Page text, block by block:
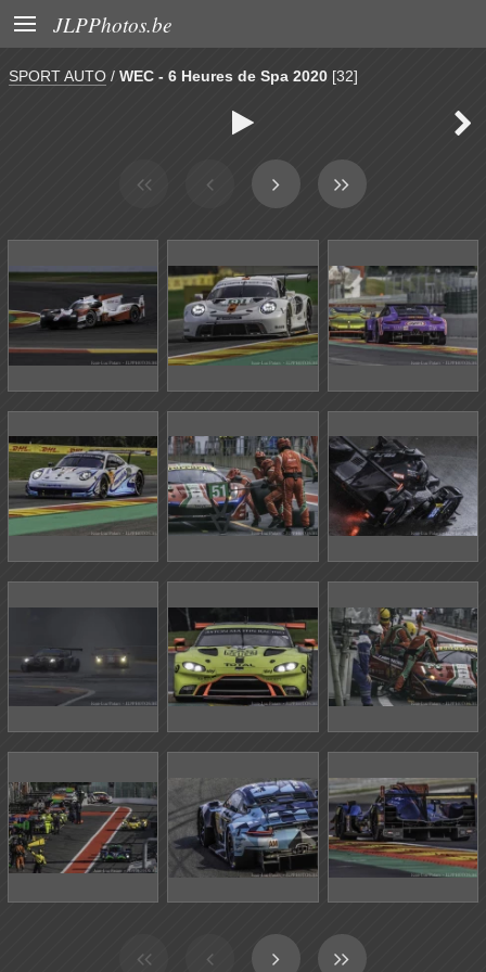
 JLPPhotos.be
SPORT AUTO / WEC - 6 Heures de Spa 2020 [32]
 